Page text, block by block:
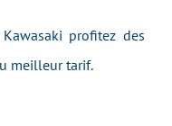
profitez des
meilleur tarif.